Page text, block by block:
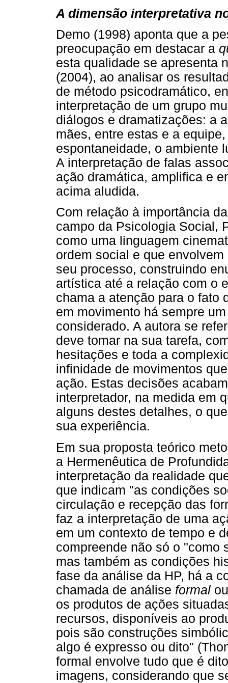
A dimensão interpretativa
Demo (1998) aponta que a
preocupação em destacar a
esta qualidade se apresenta
(2004), ao analisar os
de método psicodramático,
interpretação de um grupo
diálogos e dramatizações: a
mães, entre estas e a
espontaneidade, o ambiente
A interpretação de falas
ação dramática, amplifica e
acima aludida.
Com relação à importância
campo da Psicologia Social,
como uma linguagem
ordem social e que
seu processo, construindo
artística até a relação com o
chama a atenção para o fato
em movimento há sempre
considerado. A autora se
deve tomar na sua tarefa,
hesitações e toda a
infinidade de movimentos
ação. Estas decisões
interpretador, na medida em
alguns destes detalhes, o
sua experiência.
Em sua proposta teórico
a Hermenêutica de
interpretação da realidade
que indicam "as condições
circulação e recepção das
faz a interpretação de uma
em um contexto de tempo e
compreende não só o "como
mas também as condições
fase da análise da HP, há a
chamada de análise formal ou
os produtos de ações
recursos, disponíveis ao
pois são construções
algo é expresso ou dito"
formal envolve tudo que é
imagens, considerando que